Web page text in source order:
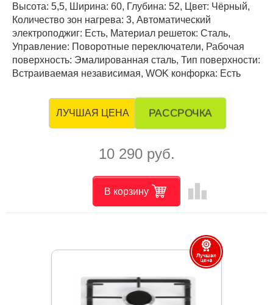
Высота: 5,5, Ширина: 60, Глубина: 52, Цвет: Чёрный,
Количество зон нагрева: 3, Автоматический
электроподжиг: Есть, Материал решеток: Сталь,
Управление: Поворотные переключатели, Рабочая
поверхность: Эмалированная сталь, Тип поверхности:
Встраиваемая независимая, WOK конфорка: Есть
ЛУЧШАЯ ЦЕНА РАССРОЧКА
10 290 руб.
В корзину leaderboard